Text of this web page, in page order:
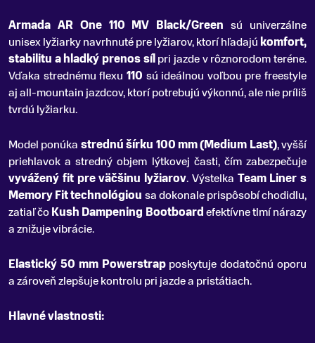
Armada AR One 110 MV Black/Green sú univerzálne
unisex lyžiarky navrhnuté pre lyžiarov, ktorí hľadajú komfort,
stabilitu a hladký prenos sílpri jazde v rôznorodom teréne.
Vďaka strednému flexu 110 sú ideálnou voľbou pre freestyle
aj all-mountain jazdcov, ktorí potrebujú výkonnú, ale nie príliš
tvrdú lyžiarku.
Model ponúka strednú šírku 100 mm (Medium Last), vyšší
priehlavok a stredný objem lýtkovej časti, čím zabezpečuje
vyvážený fit pre väčšinu lyžiarov. Výstelka Team Liner s
Memory Fit technológiou sa dokonale prispôsobí chodidlu,
zatiaľ čoKush Dampening Bootboardefektívne tlmí nárazy
a znižuje vibrácie.
Elastický 50 mm Powerstrapposkytuje dodatočnú oporu
a zároveň zlepšuje kontrolu pri jazde a pristátiach.
Hlavné vlastnosti: